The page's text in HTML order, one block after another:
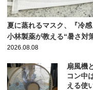
夏に蒸れるマスク、『冷
小林製薬が教える“暑さ対
2026.08.08
扇風機
コン中
える使